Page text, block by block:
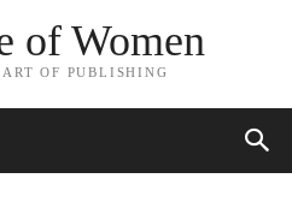
of Women
OF PUBLISHING